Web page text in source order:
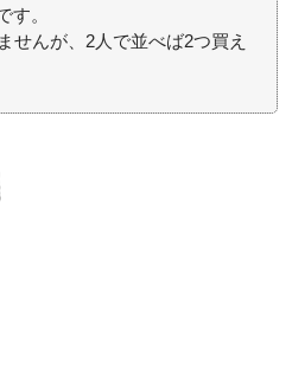
す。
せんが、2人で並べば2つ買え